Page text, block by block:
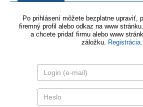
Po prihlásení môžete bezplatne upraviť,
firemný profil alebo odkaz na www
a chcete pridať firmu alebo www
záložku. Registrácia.